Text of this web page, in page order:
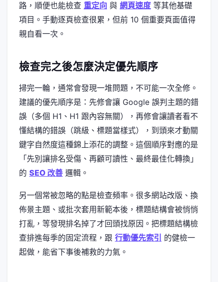
路，順便也能檢查 重定向 與 網頁速度 等其他基礎
項目。手動逐頁檢查很累，但前 10 個重要頁面值得
親自看一次。
檢查完之後怎麼決定優先順序
掃完一輪，通常會發現一堆問題，不可能一次全修。
建議的優先順序是：先修會讓 Google 誤判主題的錯
誤（多個 H1、H1 跟內容無關），再修會讓讀者看不
懂結構的錯誤（跳級、標題當樣式），到頭來才動關
鍵字自然度這種錦上添花的調整。這個順序對應的是
「先別讓排名受傷、再顧可讀性、最終最佳化轉換」
的 SEO 改善 邏輯。
另一個常被忽略的點是檢查頻率。很多網站改版、換
佈景主題、或批次套用新範本後，標題結構會被悄悄
打亂，等發現排名掉了才回頭找原因。把標題結構檢
查排進每季的固定流程，跟 行動優先索引 的健檢一
起做，能省下事後補救的力氣。